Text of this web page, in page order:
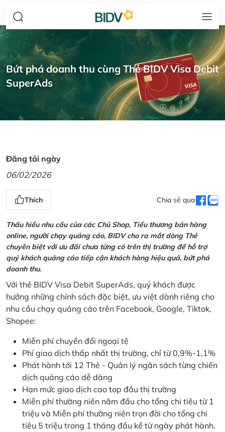
Bứt phá doanh thu cùng Thẻ BIDV Visa Debit
SuperAds
Đăng tải ngày
06/02/2026
Thích Chia sẻ qua
Thấu hiểu nhu cầu của các Chủ Shop, Tiểu thương bán hàng
online, người chạy quảng cáo, BIDV cho ra mắt dòng Thẻ
chuyên biệt với ưu đãi chưa từng có trên thị trường để hỗ trợ
quý khách quảng cáo tiếp cận khách hàng hiệu quả, bứt phá
doanh thu.
Với thẻ BIDV Visa Debit SuperAds, quý khách được
hưởng những chính sách đặc biệt, ưu việt dành riêng cho
nhu cầu chạy quảng cáo trên Facebook, Google, Tiktok,
Shopee:
Miễn phí chuyển đổi ngoại tệ
Phí giao dịch thấp nhất thị trường, chỉ từ 0,9%-1,1%
Phát hành tới 12 Thẻ - Quản lý ngân sách từng chiến
dịch quảng cáo dễ dàng
Hạn mức giao dịch cao top đầu thị trường
Miễn phí thường niên năm đầu cho tổng chi tiêu từ 1
triệu và Miễn phí thường niên trọn đời cho tổng chi
tiêu 5 triệu trong 1 tháng đầu kể từ ngày phát hành.